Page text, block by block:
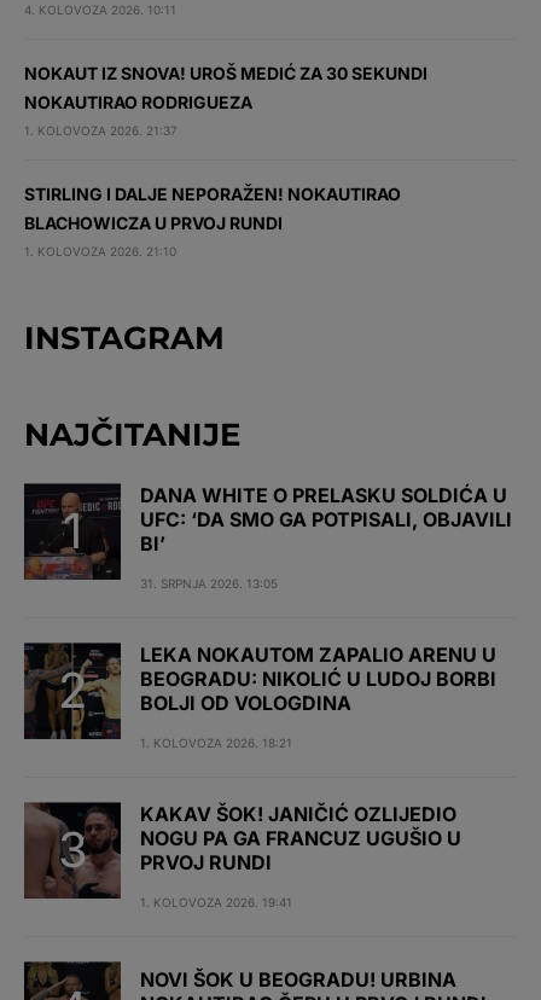
4. KOLOVOZA 2026. 10:11
NOKAUT IZ SNOVA! UROŠ MEDIĆ ZA 30 SEKUNDI
NOKAUTIRAO RODRIGUEZA
1. KOLOVOZA 2026. 21:37
STIRLING I DALJE NEPORAŽEN! NOKAUTIRAO
BLACHOWICZA U PRVOJ RUNDI
1. KOLOVOZA 2026. 21:10
INSTAGRAM
NAJČITANIJE
DANA WHITE O PRELASKU SOLDIĆA U
UFC: ‘DA SMO GA POTPISALI, OBJAVILI
BI’
31. SRPNJA 2026. 13:05
LEKA NOKAUTOM ZAPALIO ARENU U
BEOGRADU: NIKOLIĆ U LUDOJ BORBI
BOLJI OD VOLOGDINA
1. KOLOVOZA 2026. 18:21
KAKAV ŠOK! JANIČIĆ OZLIJEDIO
NOGU PA GA FRANCUZ UGUŠIO U
PRVOJ RUNDI
1. KOLOVOZA 2026. 19:41
NOVI ŠOK U BEOGRADU! URBINA